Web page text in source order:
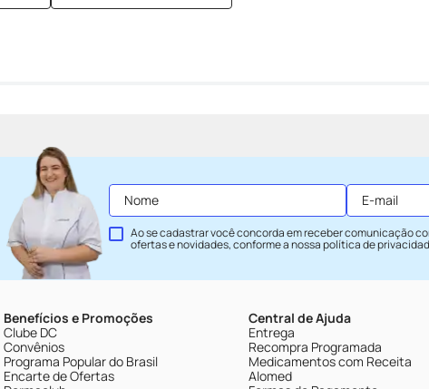
Ao se cadastrar você concorda em receber comunicação
ofertas e novidades, conforme a nossapolítica de
Benefícios e Promoções
Clube DC
Convênios
Programa Popular do Brasil
Encarte de Ofertas
Central de Ajuda
Entrega
Recompra Programada
Medicamentos com Receita
Alomed